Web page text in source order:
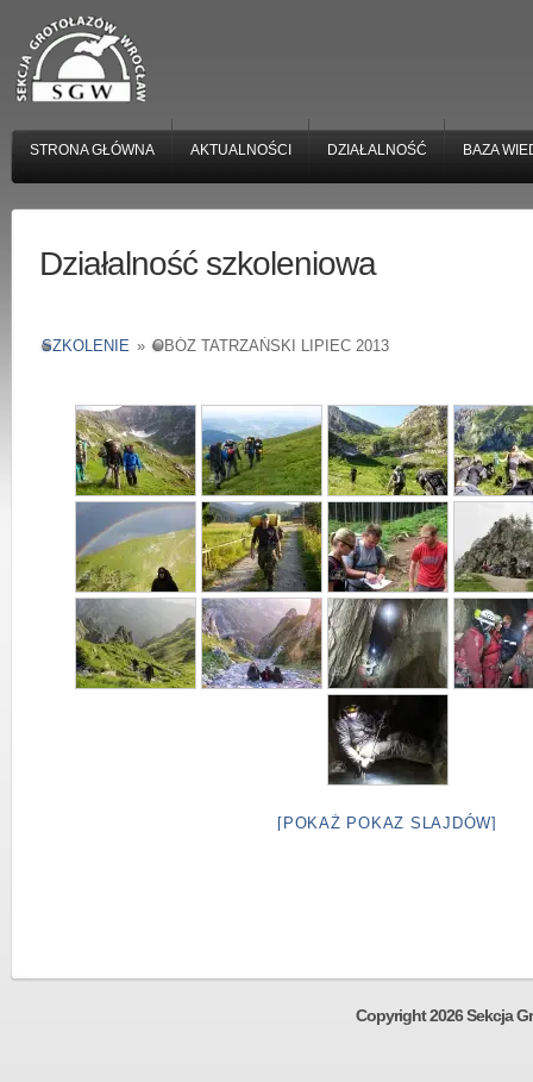
STRONA GŁÓWNA AKTUALNOŚCI DZIAŁALNOŚĆ BAZA
Działalność szkoleniowa
SZKOLENIE » OBÓZ TATRZAŃSKI LIPIEC 2013
[POKAŻ POKAZ SLAJDÓW]
Copyright 2026 Sekcja